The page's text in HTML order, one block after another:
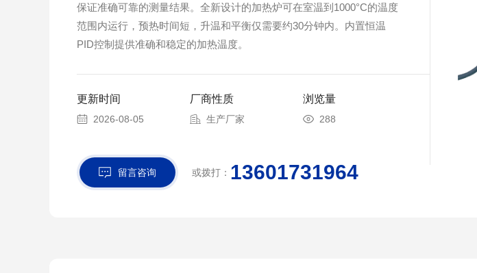
保证准确可靠的测量结果。全新设计的加热炉可在室温到1000°C的温度
范围内运行，预热时间短，升温和平衡仅需要约30分钟内。内置恒温
PID控制提供准确和稳定的加热温度。
更新时间
2026-08-05
厂商性质
生产厂家
浏览量
288
留言咨询 或拨打： 13601731964